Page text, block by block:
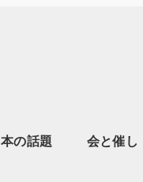
本の話題 会と催し